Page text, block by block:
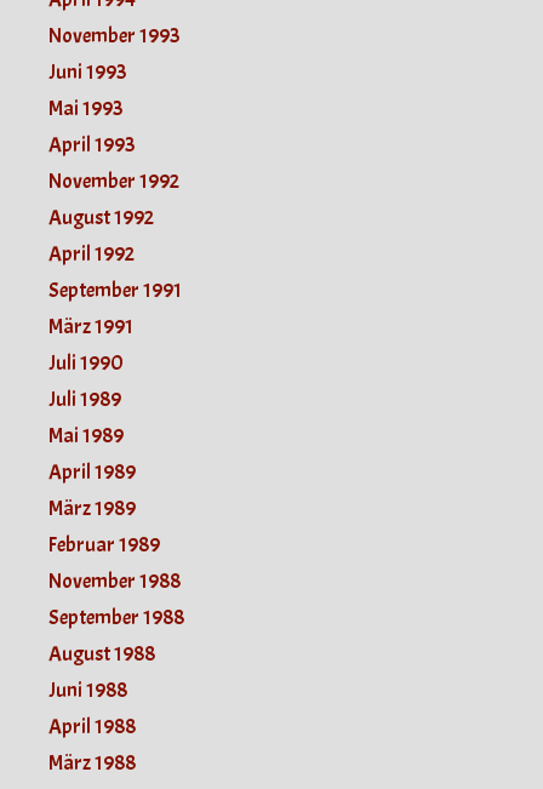
November 1993
Juni 1993
Mai 1993
April 1993
November 1992
August 1992
April 1992
September 1991
März 1991
Juli 1990
Juli 1989
Mai 1989
April 1989
März 1989
Februar 1989
November 1988
September 1988
August 1988
Juni 1988
April 1988
März 1988